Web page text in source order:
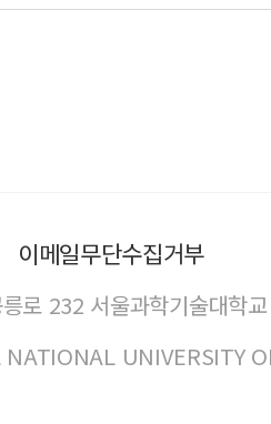
이메일무단수집거부
로 232 서울과학기술대학교
UNIVERSITY